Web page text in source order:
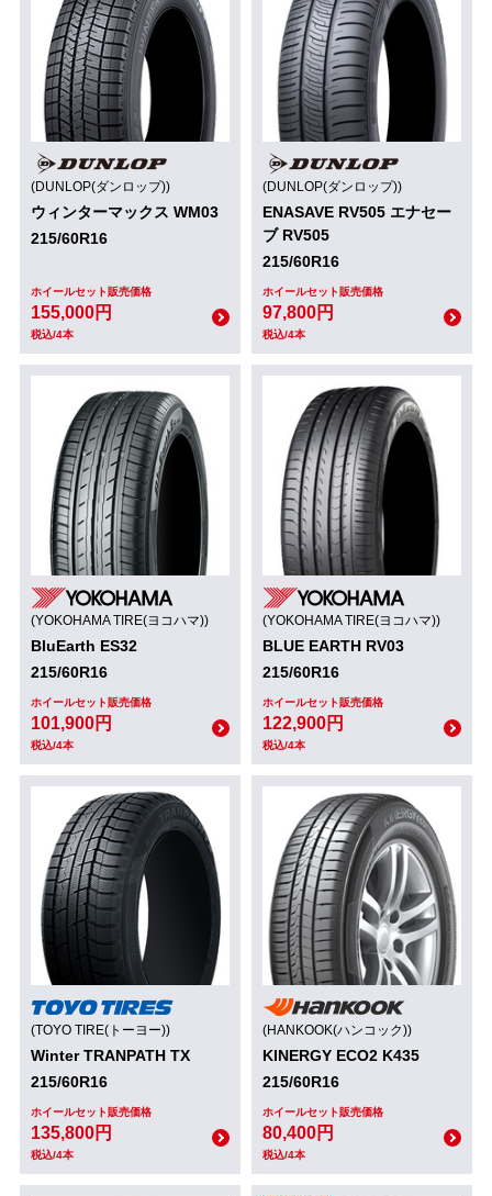
(DUNLOP(ダンロップ))
ウィンターマックス WM03
215/60R16
ホイールセット販売価格
155,000円
税込/4本
(DUNLOP(ダンロップ))
ENASAVE RV505 エナセー
ブ RV505
215/60R16
ホイールセット販売価格
97,800円
税込/4本
(YOKOHAMA TIRE(ヨコハマ))
BluEarth ES32
215/60R16
ホイールセット販売価格
101,900円
税込/4本
(YOKOHAMA TIRE(ヨコハマ))
BLUE EARTH RV03
215/60R16
ホイールセット販売価格
122,900円
税込/4本
(TOYO TIRE(トーヨー))
Winter TRANPATH TX
215/60R16
ホイールセット販売価格
135,800円
税込/4本
(HANKOOK(ハンコック))
KINERGY ECO2 K435
215/60R16
ホイールセット販売価格
80,400円
税込/4本